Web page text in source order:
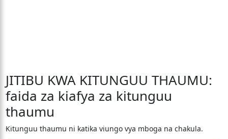
JITIBU KWA KITUNGUU THAUMU:
faida za kiafya za kitunguu
thaumu
Kitunguu thaumu ni katika viungo vya mboga na chakula.